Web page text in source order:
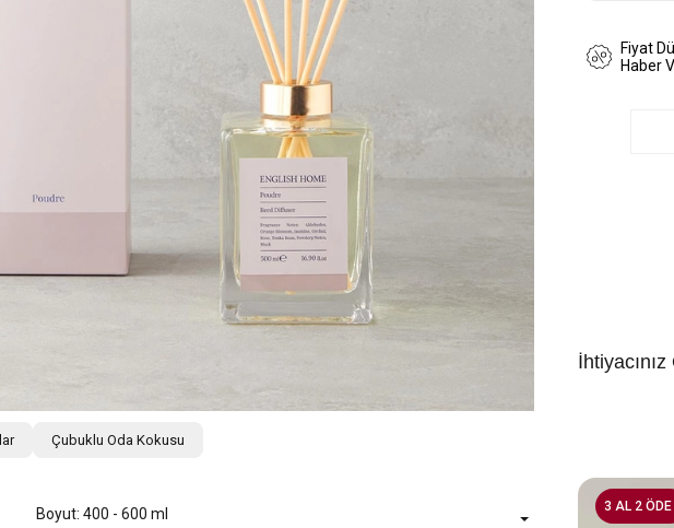
Çubuklu Oda Kokusu
Boyut: 400 - 600 ml
Fiyat
Haber
3 AL 2 ÖDE